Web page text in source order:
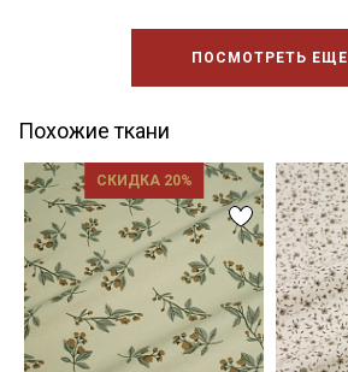
ПОСМОТРЕТЬ ЕЩЕ
Похожие ткани
СКИДКА 20%